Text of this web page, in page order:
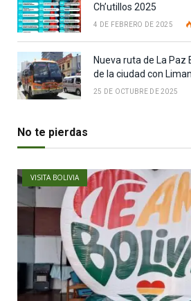
Ch’utillos 2025
4 DE FEBRERO DE 2025
Nueva ruta de La Paz
de la ciudad con
25 DE OCTUBRE DE 2025
No te pierdas
VISITA BOLIVIA